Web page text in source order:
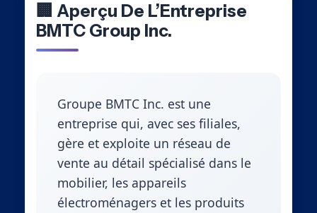
🏢 Aperçu De L’Entreprise
BMTC Group Inc.
Groupe BMTC Inc. est une
entreprise qui, avec ses filiales,
gère et exploite un réseau de
vente au détail spécialisé dans le
mobilier, les appareils
électroménagers et les produits